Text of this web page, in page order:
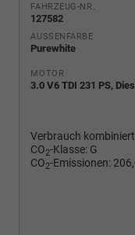
FAHRZEUG-NR.
127582
AUSSENFARBE
Purewhite
MOTOR
3.0 V6 TDI 231 PS,
Verbrauch
CO2-Klasse: G
CO2-Emissionen: